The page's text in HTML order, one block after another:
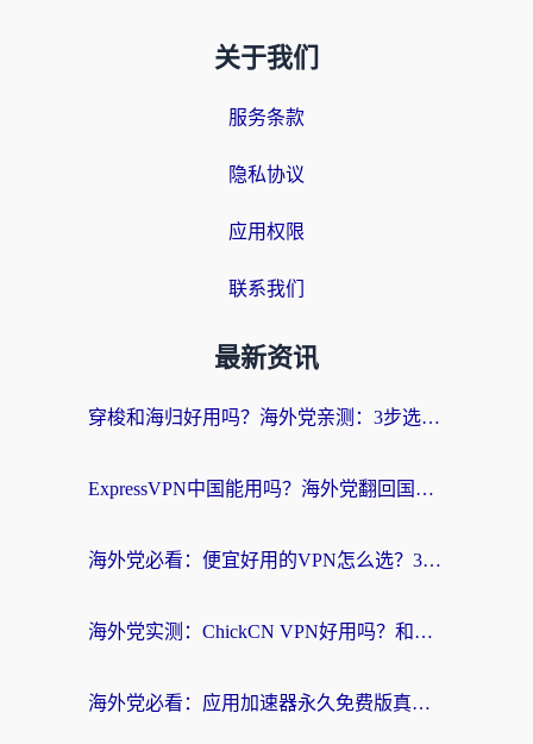
关于我们
服务条款
隐私协议
应用权限
联系我们
最新资讯
穿梭和海归好用吗？海外党亲测：3步选对回国加速器，无缝刷国内剧玩手游
ExpressVPN中国能用吗？海外党翻回国内的加速器选择指南（附番茄加速器实测）
海外党必看：便宜好用的VPN怎么选？3步解决回国访问难题+Steam改区技巧
海外党实测：ChickCN VPN好用吗？和OurPlay VPN对比哪个回国效果更好？附避坑指南
海外党必看：应用加速器永久免费版真的靠谱吗？教你选对回国加速器无缝刷国内资源